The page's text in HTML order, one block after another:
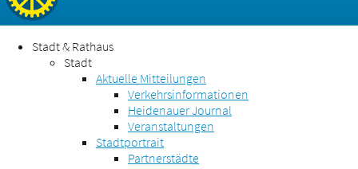
Stadt & Rathaus
Stadt
Aktuelle Mitteilungen
Verkehrsinformationen
Heidenauer Journal
Veranstaltungen
Stadtportrait
Partnerstädte